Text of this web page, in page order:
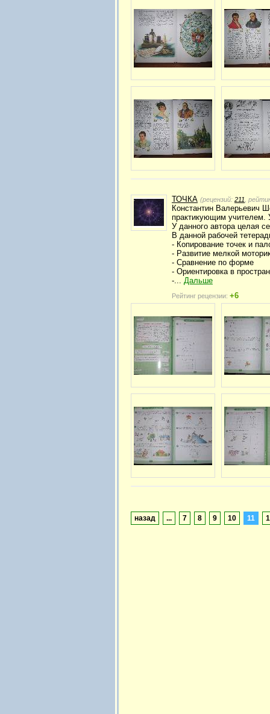
ТОЧКА (рецензий: 211 ,
Константин Валерьевич
практикующим учителем.
У данного автора целая
В данной рабочей
- Копирование точек и
- Развитие мелкой
- Сравнение по форме
- Ориентировка в
-... Дальше
Рейтинг рецензии: +6
назад ... 7 8 9 10 11